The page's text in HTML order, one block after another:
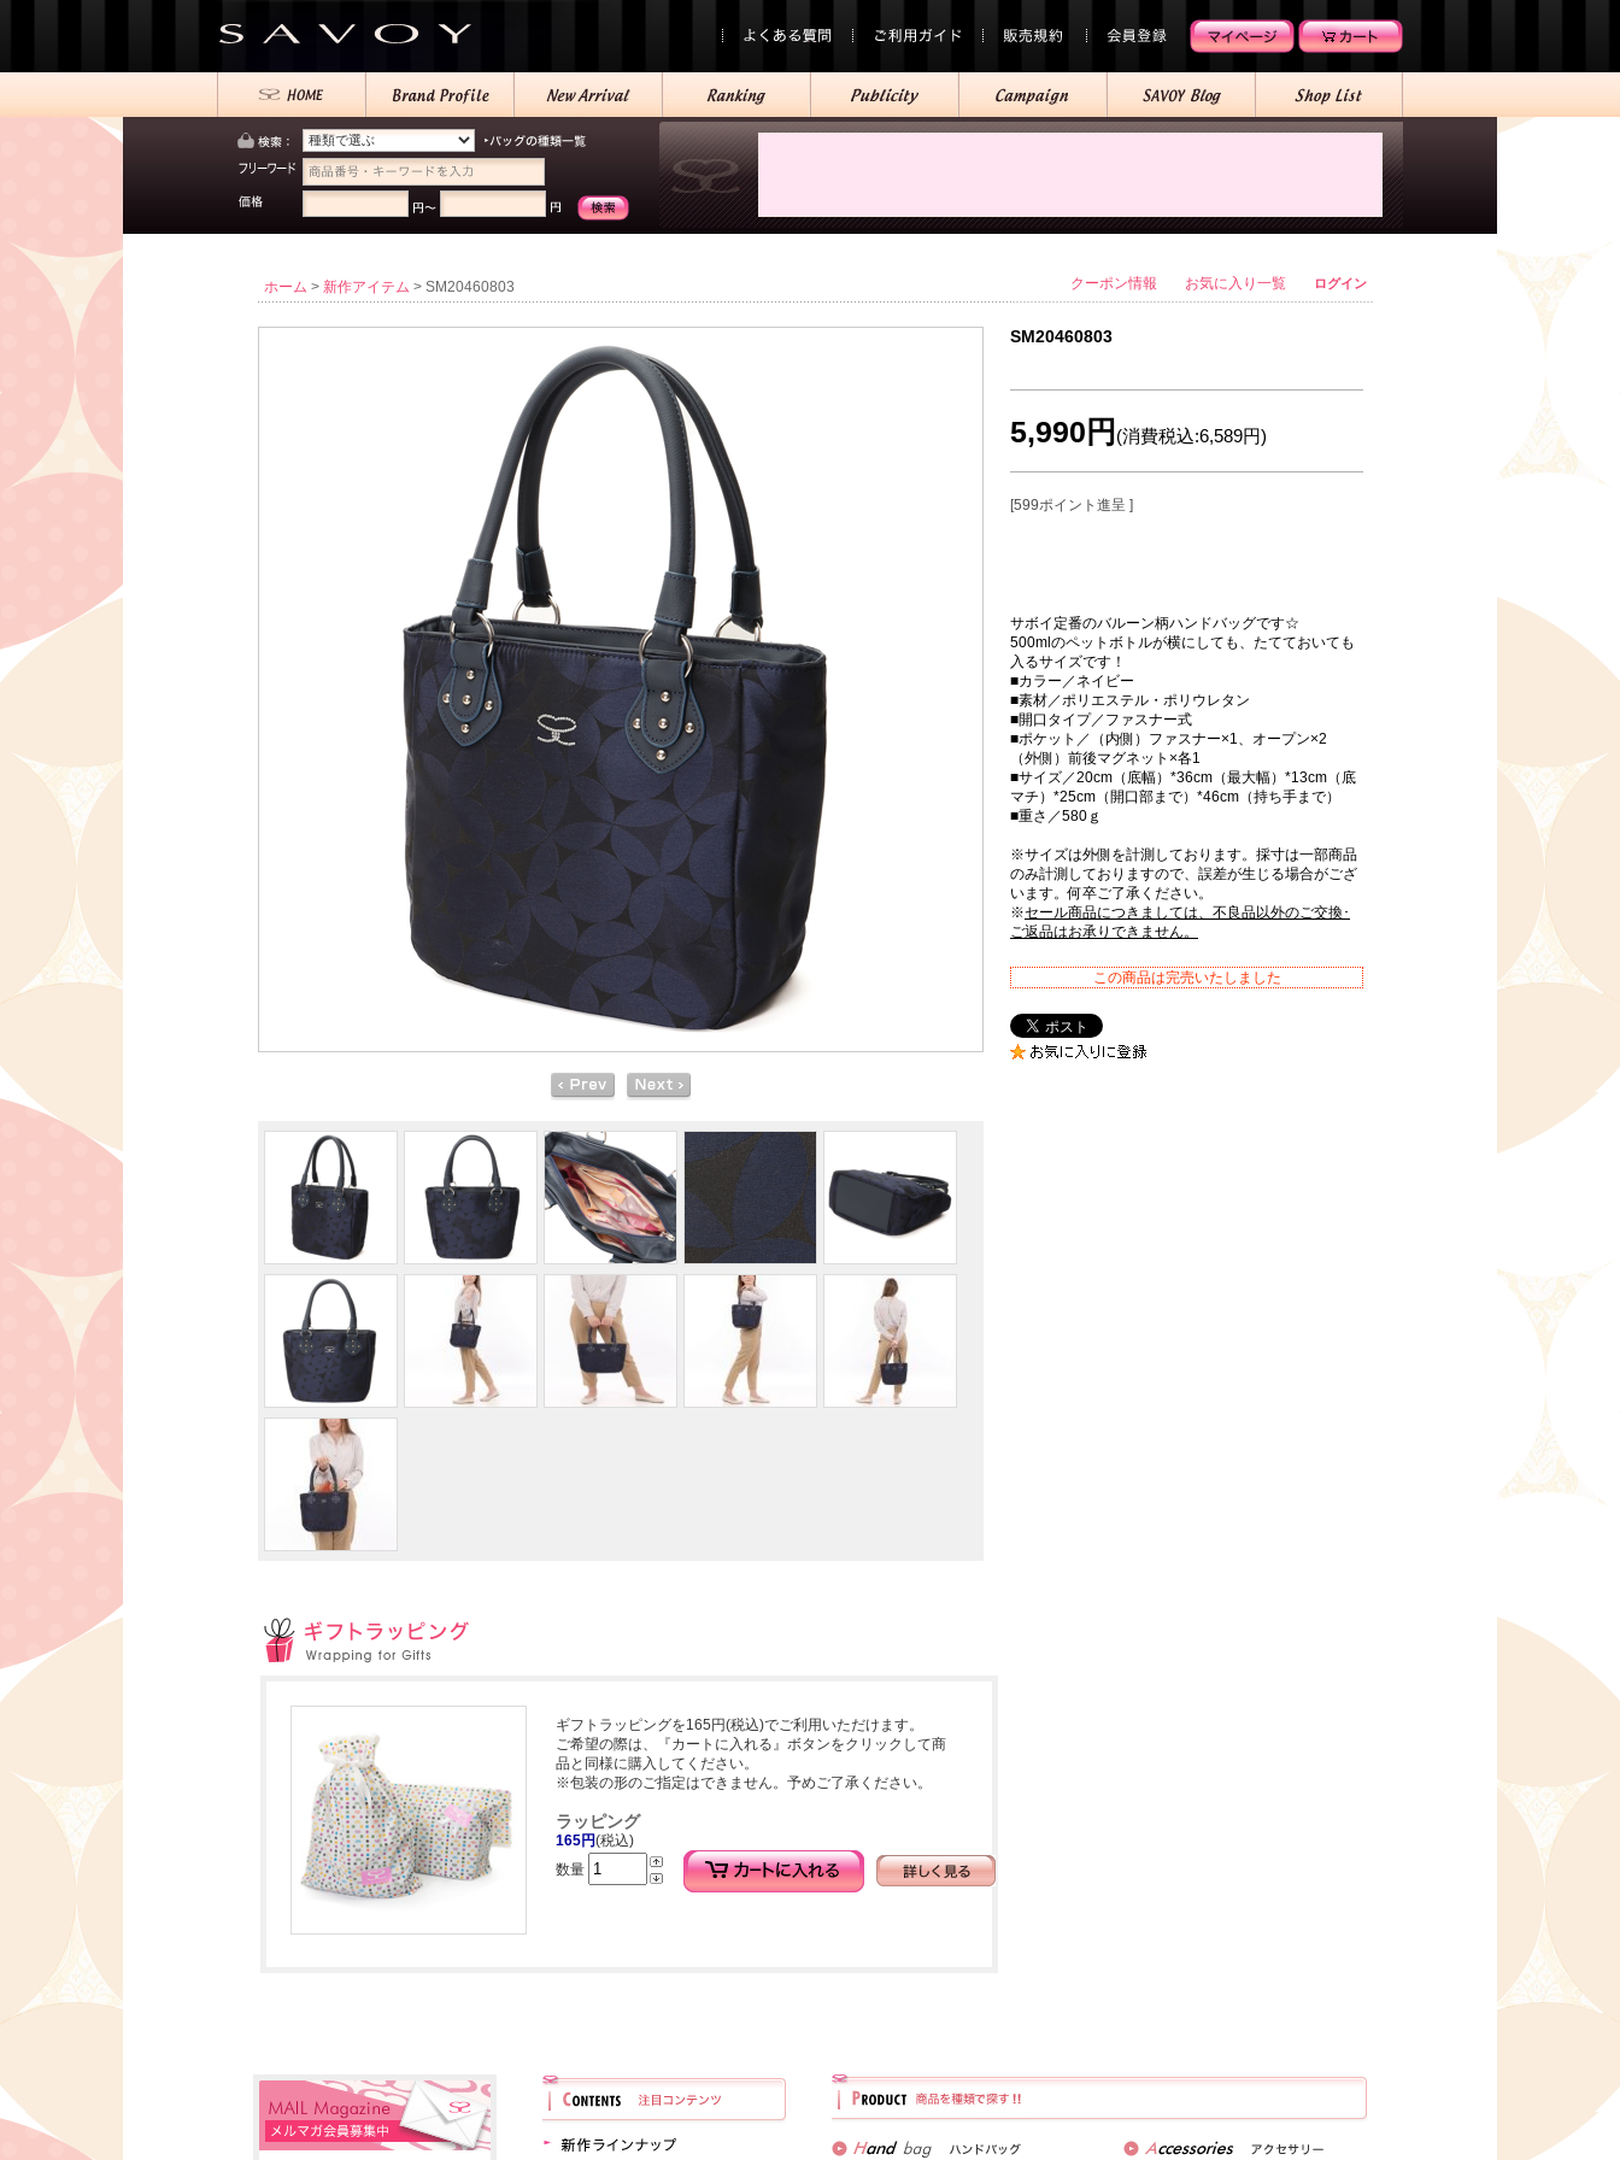
クーポン情報 お気に入り一覧 ログイン
ホーム > 新作アイテム > SM20460803
SM20460803
サボイ定番のバルーン柄ハンドバッグです☆
500mlのペットボトルが横にしても、たてておいても
入るサイズです！
■カラー／ネイビー
■素材／ポリエステル・ポリウレタン
■開口タイプ／ファスナー式
■ポケット／（内側）ファスナー×1、オープン×2
（外側）前後マグネット×各1
■サイズ／20cm（底幅）*36cm（最大幅）*13cm（底
マチ）*25cm（開口部まで）*46cm（持ち手まで）
■重さ／580ｇ
※サイズは外側を計測しております。採寸は一部商品
のみ計測しておりますので、誤差が生じる場合がござ
います。何卒ご了承ください。
※セール商品につきましては、不良品以外のご交換･
ご返品はお承りできません。
5,990円 (消費税込:6,589円)
[599ポイント進呈 ]
この商品は完売いたしました
ギフトラッピングを165円(税込)でご利用いただけます。
ご希望の際は、『カートに入れる』ボタンをクリックして商
品と同様に購入してください。
※包装の形のご指定はできません。予めご了承ください。
ラッピング
165円(税込)
数量